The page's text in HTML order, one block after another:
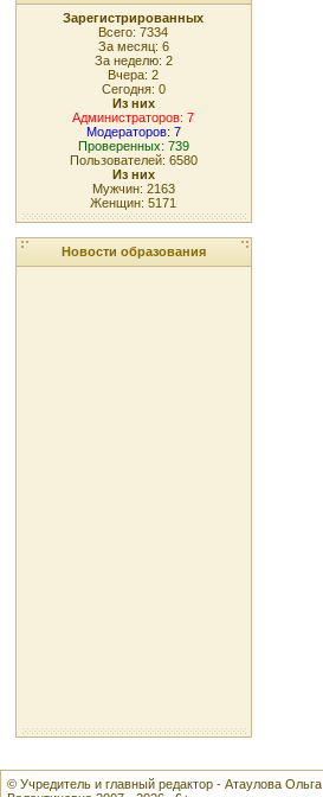
Зарегистрированных
Всего: 7334
За месяц: 6
За неделю: 2
Вчера: 2
Сегодня: 0
Из них
Администраторов: 7
Модераторов: 7
Проверенных: 739
Пользователей: 6580
Из них
Мужчин: 2163
Женщин: 5171
Новости образования
© Учредитель и главный редактор - Атаулова Ольга